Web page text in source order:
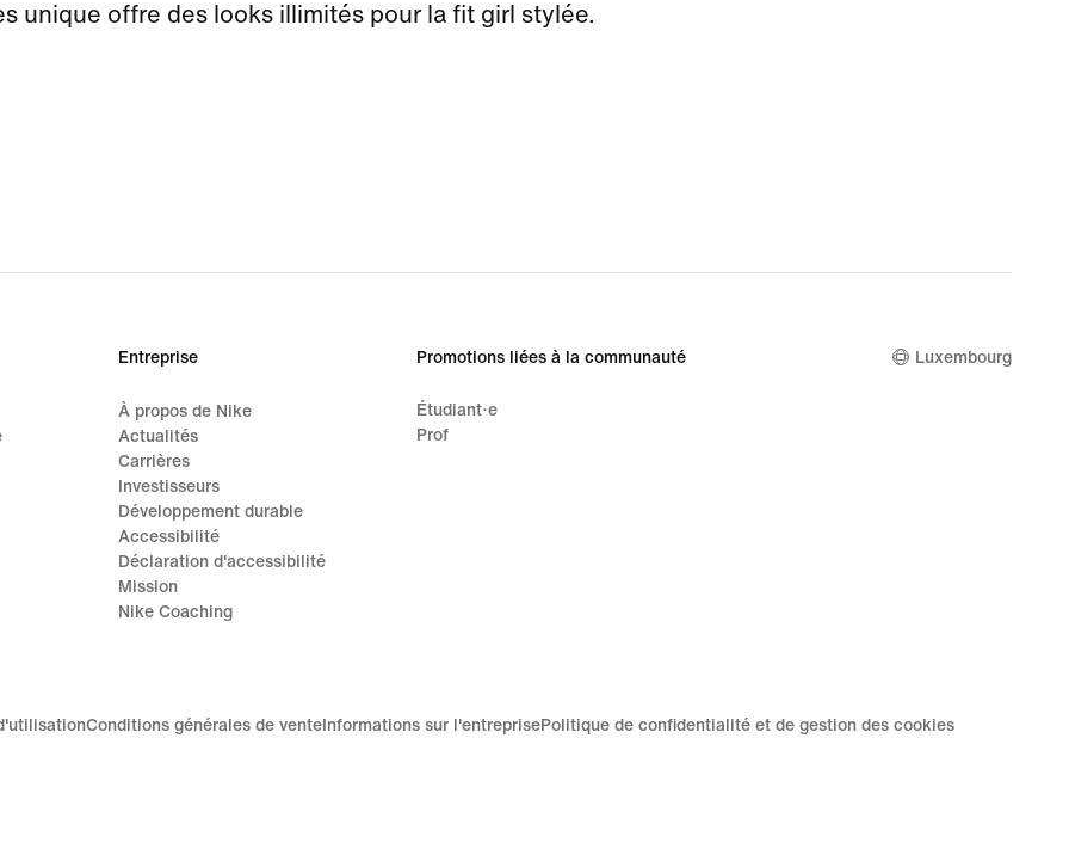
unique offre des looks illimités pour la fit girl stylée.
Entreprise
À propos de Nike
Actualités
Carrières
Investisseurs
Développement durable
Accessibilité
Déclaration d'accessibilité
Mission
Nike Coaching
Promotions liées à la communauté
Étudiant·e
Prof
Luxembourg
Conditions générales de vente Informations sur l'entreprisePolitique de confidentialité et de gestion des cookies